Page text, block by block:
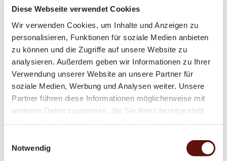
Diese Webseite verwendet Cookies
Wir verwenden Cookies, um Inhalte und Anzeigen zu
personalisieren, Funktionen für soziale Medien anbieten
zu können und die Zugriffe auf unsere Website zu
analysieren. Außerdem geben wir Informationen zu Ihrer
Verwendung unserer Website an unsere Partner für
soziale Medien, Werbung und Analysen weiter. Unsere
Partner führen diese Informationen möglicherweise mit
weiteren Daten zusammen, die Sie ihnen bereitgestellt
Notwendig
ganz nach Bedarf.
Grundpflege
Würdevolle Unterstützung bei Körperpflege
und Mobilität, durch Krankenkassen
anerkannt – damit Sie sich sicher und
respektiert fühlen.
Anstellung pflegende Angehörige